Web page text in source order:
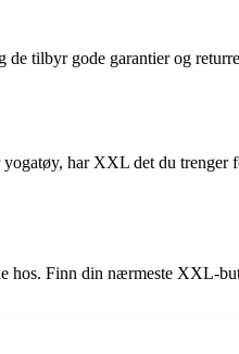
tilbyr gode garantier og
har XXL det du trenger
hos. Finn din nærmeste XXL-